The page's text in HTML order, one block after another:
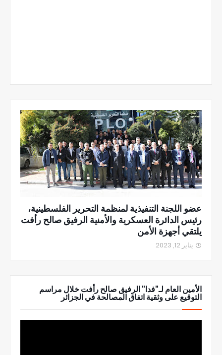
عضو اللجنة التنفيذية لمنظمة التحرير الفلسطينية،
رئيس الدائرة العسكرية والأمنية الرفيق صالح رأفت
يلتقي أجهزة الأمن
يناير 12, 2023
الأمين العام لـ"فدا" الرفيق صالح رأفت خلال مراسم
التوقيع على وثقية اتفاق المصالحة في الجزائر